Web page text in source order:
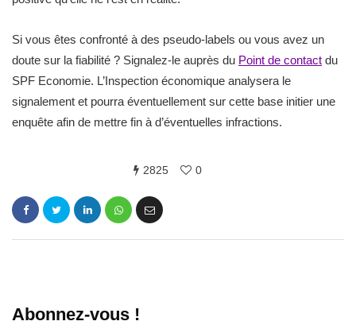
Si vous êtes confronté à des pseudo-labels ou vous avez un
doute sur la fiabilité ? Signalez-le auprès du Point de contact du
SPF Economie. L’Inspection économique analysera le
signalement et pourra éventuellement sur cette base initier une
enquête afin de mettre fin à d’éventuelles infractions.
2825 0
Abonnez-vous !